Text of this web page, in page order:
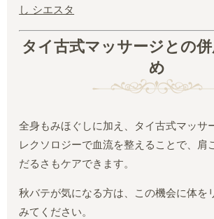
し シエスタ
タイ古式マッサージとの
め
全身もみほぐしに加え、タイ古式マッサ
レクソロジーで血流を整えることで、肩
だるさもケアできます。
秋バテが気になる方は、この機会に体を
みてください。